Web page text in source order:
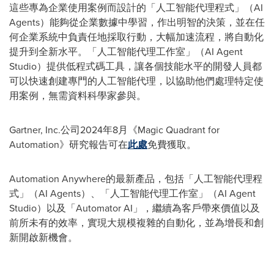
這些專為企業使用案例而設計的「人工智能代理程式」（AI
Agents）能夠從企業數據中學習，作出明智的決策，並在任
何企業系統中負責任地採取行動，大幅加速流程，將自動化
提升到全新水平。「人工智能代理工作室」（AI Agent
Studio）提供低程式碼工具，讓各個技能水平的開發人員都
可以快速創建專門的人工智能代理，以協助他們處理特定使
用案例，無需資料科學家參與。
Gartner, Inc.公司2024年8月《Magic Quadrant for
Automation》研究報告可在此處免費獲取。
Automation Anywhere的最新產品，包括「人工智能代理程
式」（AI Agents）、「人工智能代理工作室」（AI Agent
Studio）以及「Automator AI」，繼續為客戶帶來價值以及
前所未有的效率，實現大規模複雜的自動化，並為增長和創
新開啟新機會。